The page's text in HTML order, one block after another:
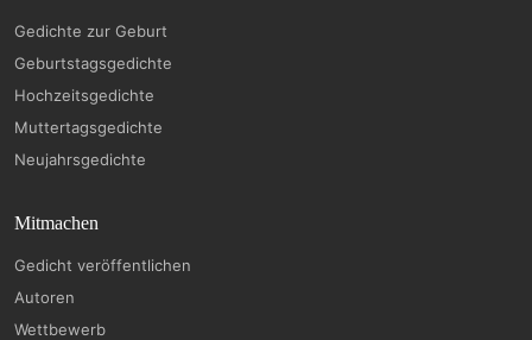
Gedichte zur Geburt
Geburtstagsgedichte
Hochzeitsgedichte
Muttertagsgedichte
Neujahrsgedichte
Mitmachen
Gedicht veröffentlichen
Autoren
Wettbewerb